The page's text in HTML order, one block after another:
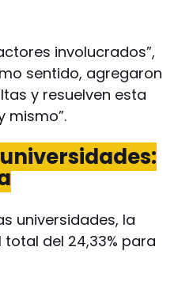
involucrados”,
sentido, agregaron
y resuelven esta
mismo”.
universidades, la
del 24,33% para